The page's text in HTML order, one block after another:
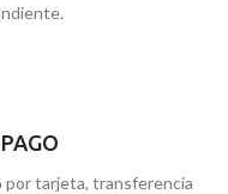
por tarjeta, transferencia